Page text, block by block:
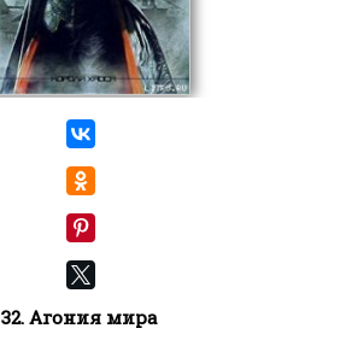
32. Агония мира